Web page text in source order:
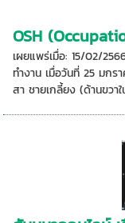
OSH
เผยแพร่เมื่อ: 15/02/
ทำงาน เมื่อวันที่ 25 มก
สา ชายเกลี้ยง (ด้านขวา